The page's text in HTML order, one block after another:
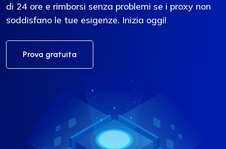
di 24 ore e rimborsi senza problemi se i proxy non
soddisfano le tue esigenze. Inizia oggi!
Prova gratuita